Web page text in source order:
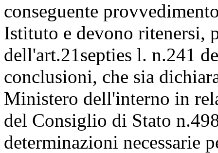
conseguente
Istituto e devono ritenersi,
dell'art.21septies l. n.241
conclusioni, che sia
Ministero dell'interno in
del Consiglio di Stato
determinazioni necessarie